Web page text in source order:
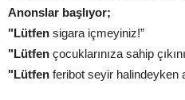
Anonslar başlıyor;
"Lütfen sigara içmeyiniz!”
"Lütfen çocuklarınıza sahip
"Lütfen feribot seyir halindeyken